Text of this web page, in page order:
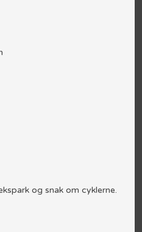
og snak om cyklerne.